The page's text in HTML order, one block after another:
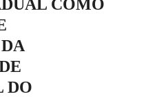
COMO
DO